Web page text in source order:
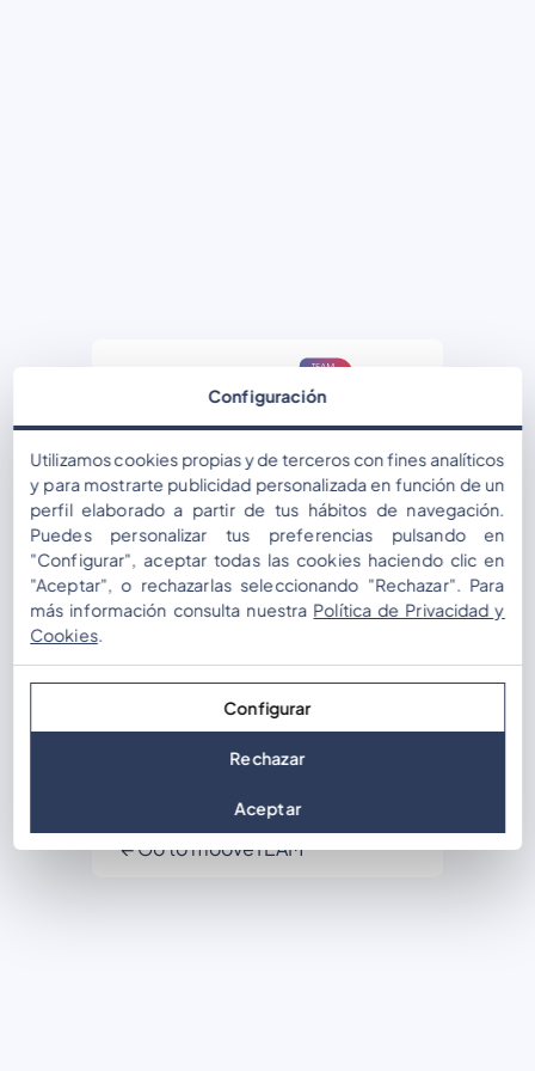
Потребителско име или имейл адрес
Парола
Lost your password?
← Go to mooveTEAM
Configuración
Utilizamos cookies propias y de terceros con fines analíticos
y para mostrarte publicidad personalizada en función de un
perfil elaborado a partir de tus hábitos de navegación.
Puedes personalizar tus preferencias pulsando en
"Configurar", aceptar todas las cookies haciendo clic en
"Aceptar", o rechazarlas seleccionando "Rechazar". Para
más información consulta nuestra Política de Privacidad y
Cookies.
Configurar
Rechazar
Aceptar